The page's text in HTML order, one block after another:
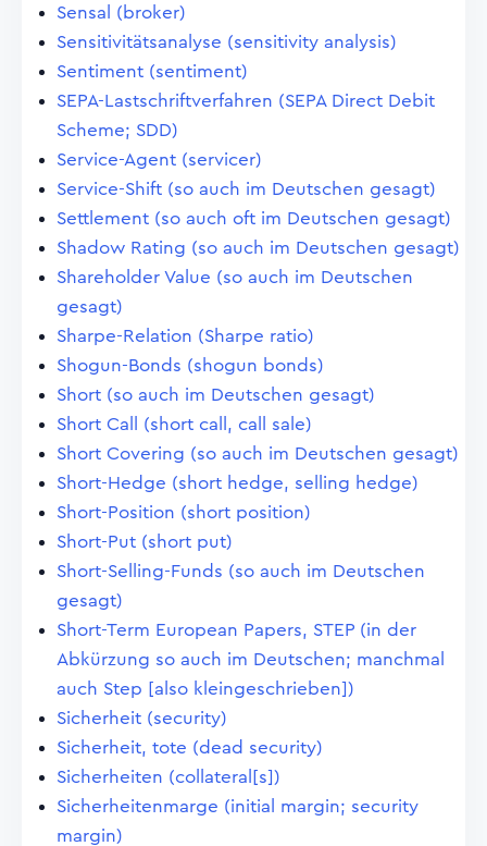
Sensal (broker)
Sensitivitätsanalyse (sensitivity analysis)
Sentiment (sentiment)
SEPA-Lastschriftverfahren (SEPA Direct Debit
Scheme; SDD)
Service-Agent (servicer)
Service-Shift (so auch im Deutschen gesagt)
Settlement (so auch oft im Deutschen gesagt)
Shadow Rating (so auch im Deutschen gesagt)
Shareholder Value (so auch im Deutschen
gesagt)
Sharpe-Relation (Sharpe ratio)
Shogun-Bonds (shogun bonds)
Short (so auch im Deutschen gesagt)
Short Call (short call, call sale)
Short Covering (so auch im Deutschen gesagt)
Short-Hedge (short hedge, selling hedge)
Short-Position (short position)
Short-Put (short put)
Short-Selling-Funds (so auch im Deutschen
gesagt)
Short-Term European Papers, STEP (in der
Abkürzung so auch im Deutschen; manchmal
auch Step [also kleingeschrieben])
Sicherheit (security)
Sicherheit, tote (dead security)
Sicherheiten (collateral[s])
Sicherheitenmarge (initial margin; security
margin)